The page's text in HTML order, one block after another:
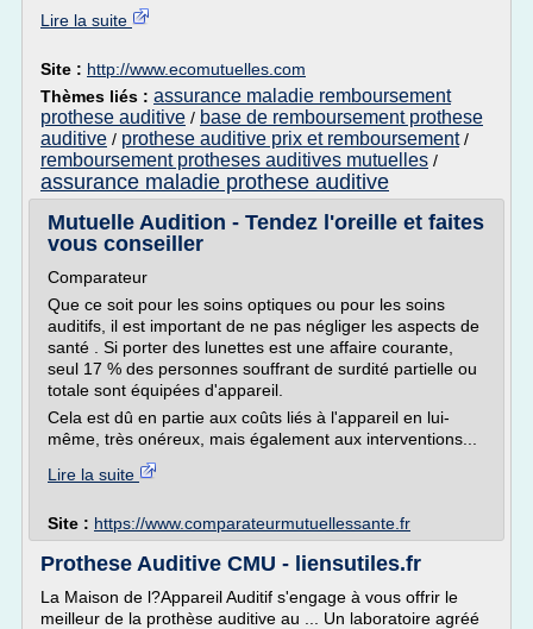
Lire la suite
Site : http://www.ecomutuelles.com
Thèmes liés : assurance maladie remboursement
prothese auditive / base de remboursement prothese
auditive / prothese auditive prix et remboursement/
remboursement protheses auditives mutuelles /
assurance maladie prothese auditive
Mutuelle Audition - Tendez l'oreille et faites
vous conseiller
Comparateur
Que ce soit pour les soins optiques ou pour les soins
auditifs, il est important de ne pas négliger les aspects de
santé . Si porter des lunettes est une affaire courante,
seul 17 % des personnes souffrant de surdité partielle ou
totale sont équipées d'appareil.
Cela est dû en partie aux coûts liés à l'appareil en lui-
même, très onéreux, mais également aux interventions...
Lire la suite
Site : https://www.comparateurmutuellessante.fr
Prothese Auditive CMU - liensutiles.fr
La Maison de l?Appareil Auditif s'engage à vous offrir le
meilleur de la prothèse auditive au ... Un laboratoire agréé